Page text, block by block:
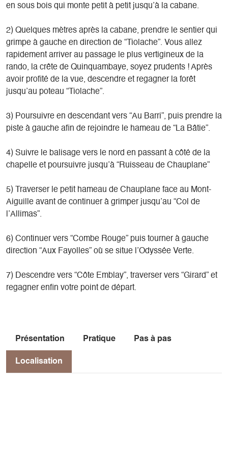
en sous bois qui monte petit à petit jusqu’à la cabane.
2) Quelques mètres après la cabane, prendre le sentier qui
grimpe à gauche en direction de “Tiolache”. Vous allez
rapidement arriver au passage le plus vertigineux de la
rando, la crête de Quinquambaye, soyez prudents ! Après
avoir profité de la vue, descendre et regagner la forêt
jusqu’au poteau “Tiolache”.
3) Poursuivre en descendant vers “Au Barri”, puis prendre la
piste à gauche afin de rejoindre le hameau de “La Bâtie”.
4) Suivre le balisage vers le nord en passant à côté de la
chapelle et poursuivre jusqu’à “Ruisseau de Chauplane”
5) Traverser le petit hameau de Chauplane face au Mont-
Aiguille avant de continuer à grimper jusqu’au “Col de
l’Allimas”.
6) Continuer vers “Combe Rouge” puis tourner à gauche
direction “Aux Fayolles” où se situe l’Odyssée Verte.
7) Descendre vers “Côte Emblay”, traverser vers “Girard” et
regagner enfin votre point de départ.
Présentation Pratique Pas à pas
Localisation